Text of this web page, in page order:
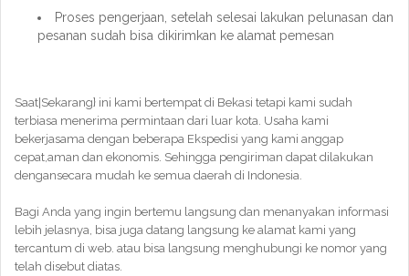
Proses pengerjaan, setelah selesai lakukan pelunasan dan
pesanan sudah bisa dikirimkan ke alamat pemesan
Saat|Sekarang} ini kami bertempat di Bekasi tetapi kami sudah
terbiasa menerima permintaan dari luar kota. Usaha kami
bekerjasama dengan beberapa Ekspedisi yang kami anggap
cepat,aman dan ekonomis. Sehingga pengiriman dapat dilakukan
dengansecara mudah ke semua daerah di Indonesia.
Bagi Anda yang ingin bertemu langsung dan menanyakan informasi
lebih jelasnya, bisa juga datang langsung ke alamat kami yang
tercantum di web. atau bisa langsung menghubungi ke nomor yang
telah disebut diatas.